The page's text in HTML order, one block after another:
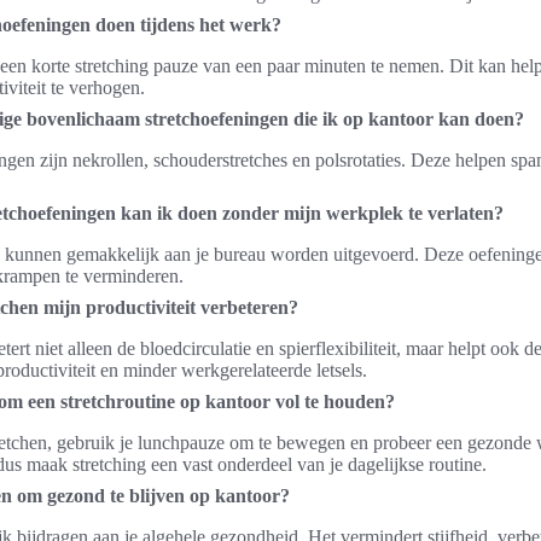
doen tijdens het werk?
korte stretching pauze van een paar minuten te nemen. Dit kan
te verhogen.
bovenlichaam stretchoefeningen die ik op kantoor kan doen?
zijn nekrollen, schouderstretches en polsrotaties. Deze helpen
kan ik doen zonder mijn werkplek te verlaten?
gemakkelijk aan je bureau worden uitgevoerd. Deze
te verminderen.
mijn productiviteit verbeteren?
niet alleen de bloedcirculatie en spierflexibiliteit, maar helpt ook
en minder werkgerelateerde letsels.
een stretchroutine op kantoor vol te houden?
gebruik je lunchpauze om te bewegen en probeer een
maak stretching een vast onderdeel van je dagelijkse routine.
om gezond te blijven op kantoor?
bijdragen aan je algehele gezondheid. Het vermindert stijfheid,